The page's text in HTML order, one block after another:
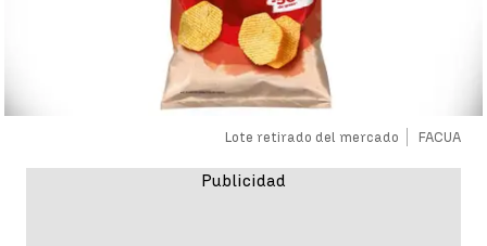
Lote retirado del mercado FACUA